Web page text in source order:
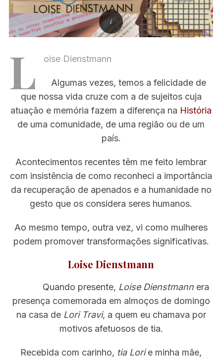
L oise Dienstmann
Algumas vezes, temos a felicidade de
que nossa vida cruze com a de sujeitos cuja
atuação e memória fazem a diferença na História
de uma comunidade, de uma região ou de um
país.
Acontecimentos recentes têm me feito lembrar
com insistência de como reconheci a importância
da recuperação de apenados e a humanidade no
gesto que os considera seres humanos.
Ao mesmo tempo, outra vez, vi como mulheres
podem promover transformações significativas.
Loise Dienstmann
Quando presente, Loise Dienstmann era
presença comemorada em almoços de domingo
na casa de Lori Travi, a quem eu chamava por
motivos afetuosos de tia.
Recebida com carinho, tia Lorie minha mãe,